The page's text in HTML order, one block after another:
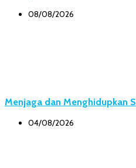
08/08/2026
Menjaga dan Menghidupkan
04/08/2026